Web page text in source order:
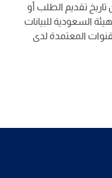
ثلاثين (30) يومًا من تاريخ تقديم الطلب أو
السعودية للبيانات
المعتمدة لدى